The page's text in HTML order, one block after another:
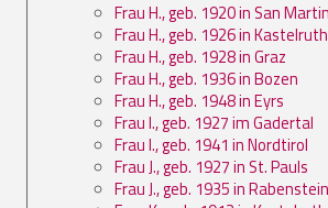
Frau H., geb. 1920 in San
Frau H., geb. 1926 in Kastelruth
Frau H., geb. 1928 in Graz
Frau H., geb. 1936 in Bozen
Frau H., geb. 1948 in Eyrs
Frau I., geb. 1927 im Gadertal
Frau I., geb. 1941 in Nordtirol
Frau J., geb. 1927 in St. Pauls
Frau J., geb. 1935 in